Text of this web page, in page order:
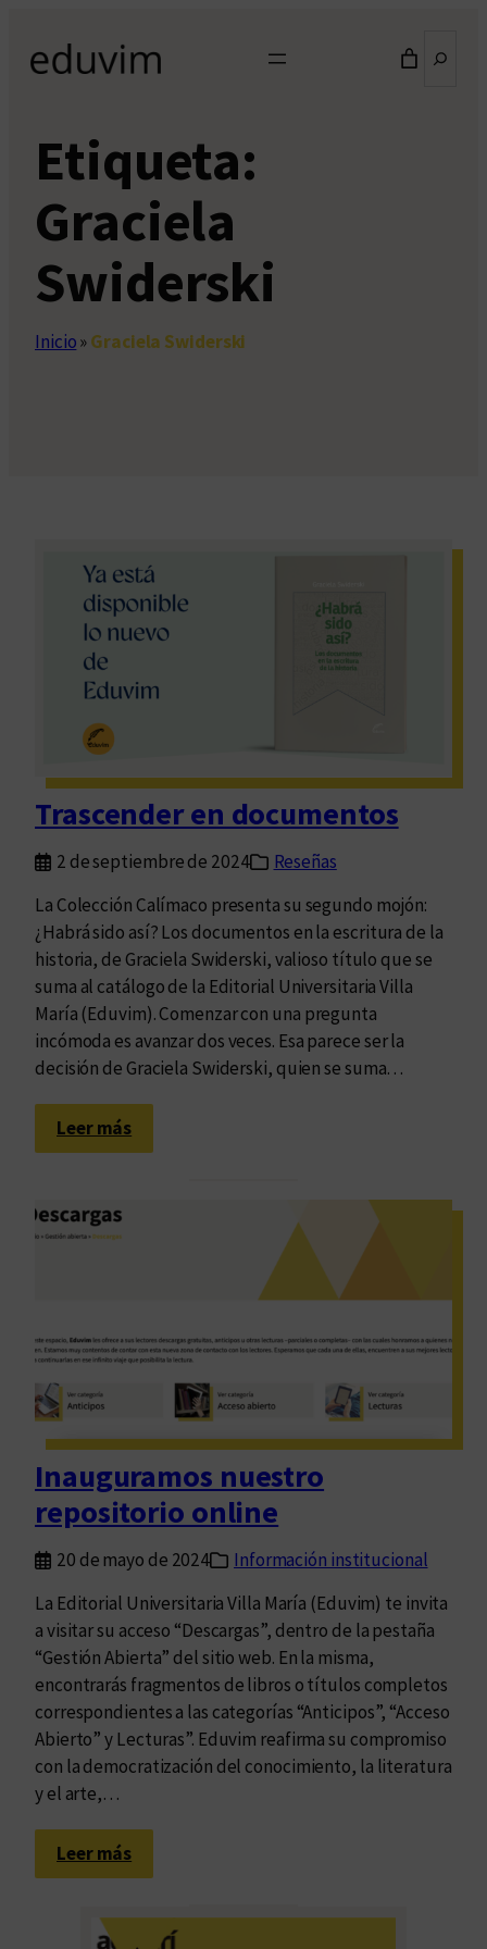
contenido
Etiqueta:
Graciela
Swiderski
Inicio»Graciela Swiderski
Trascender en documentos
2 de septiembre de 2024
Reseñas
La Colección Calímaco presenta su segundo mojón:
¿Habrá sido así? Los documentos en la escritura de la
historia, de Graciela Swiderski, valioso título que se
suma al catálogo de la Editorial Universitaria Villa
María (Eduvim). Comenzar con una pregunta
incómoda es avanzar dos veces. Esa parece ser la
decisión de Graciela Swiderski, quien se suma…
Leer más:
T
d
n
d
o
c
u
e
n
t
o
s
Inauguramos nuestro
repositorio online
20 de mayo de 2024
Información institucional
La Editorial Universitaria Villa María (Eduvim) te invita
a visitar su acceso “Descargas”, dentro de la pestaña
“Gestión Abierta” del sitio web. En la misma,
encontrarás fragmentos de libros o títulos completos
correspondientes a las categorías “Anticipos”, “Acceso
Abierto” y Lecturas”. Eduvim reafirma su compromiso
con la democratización del conocimiento, la literatura
y el arte,…
Leer más:
I